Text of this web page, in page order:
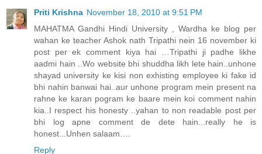
Priti Krishna November 18, 2010 at 9:51 PM
MAHATMA Gandhi Hindi University , Wardha ke blog per
wahan ke teacher Ashok nath Tripathi nein 16 november ki
post per ek comment kiya hai …Tripathi ji padhe likhe
aadmi hain ..Wo website bhi shuddha likh lete hain..unhone
shayad university ke kisi non exhisting employee ki fake id
bhi nahin banwai hai..aur unhone program mein present na
rahne ke karan pogram ke baare mein koi comment nahin
kia..I respect his honesty ..yahan to non readable post per
bhi log apne comment de dete hain...really he is
honest...Unhen salaam….
Reply